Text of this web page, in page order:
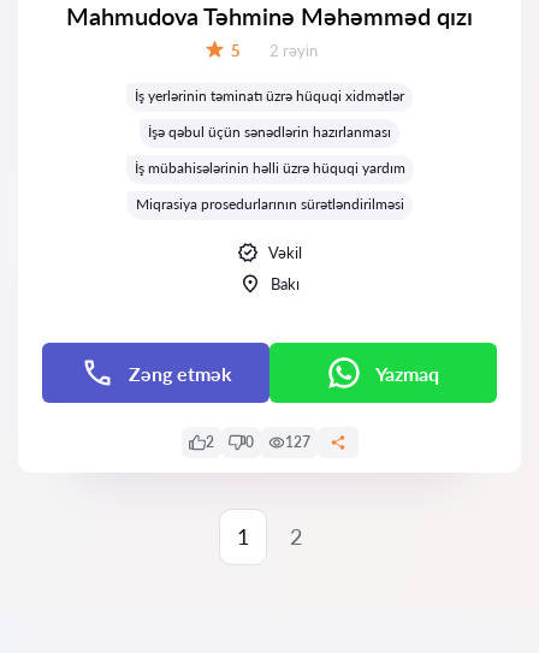
Mahmudova Təhminə Məhəmməd qızı
5 Rəylər:
2 rəyin
İş yerlərinin təminatı üzrə hüquqi xidmətlər
İşə qəbul üçün sənədlərin hazırlanması
İş mübahisələrinin həlli üzrə hüquqi yardım
Miqrasiya prosedurlarının sürətləndirilməsi
Vəkil
Bakı
Zəng etmək Yazmaq
2 0 127
1 2